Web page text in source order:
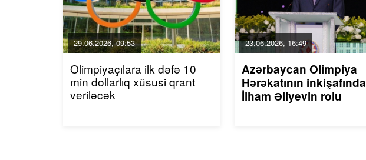
29.06.2026, 09:53
Olimpiyaçılara ilk dəfə 10
min dollarlıq xüsusi qrant
veriləcək
23.06.2026, 16:49
Azərbaycan Olimpiya
Hərəkatının inkişafında
İlham Əliyevin rolu